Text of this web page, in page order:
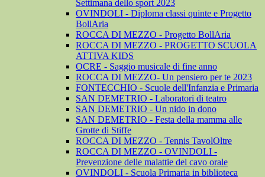
Settimana dello sport 2023
OVINDOLI - Diploma classi quinte e Progetto
BollAria
ROCCA DI MEZZO - Progetto BollAria
ROCCA DI MEZZO - PROGETTO SCUOLA
ATTIVA KIDS
OCRE - Saggio musicale di fine anno
ROCCA DI MEZZO- Un pensiero per te 2023
FONTECCHIO - Scuole dell'Infanzia e Primaria
SAN DEMETRIO - Laboratori di teatro
SAN DEMETRIO - Un nido in dono
SAN DEMETRIO - Festa della mamma alle
Grotte di Stiffe
ROCCA DI MEZZO - Tennis TavolOltre
ROCCA DI MEZZO - OVINDOLI -
Prevenzione delle malattie del cavo orale
OVINDOLI - Scuola Primaria in biblioteca